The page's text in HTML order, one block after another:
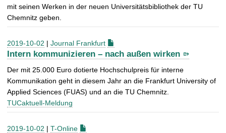
mit seinen Werken in der neuen Universitätsbibliothek der TU
Chemnitz geben.
2019-10-02 | Journal Frankfurt
Intern kommunizieren – nach außen wirken
Der mit 25.000 Euro dotierte Hochschulpreis für interne
Kommunikation geht in diesem Jahr an die Frankfurt University of
Applied Sciences (FUAS) und an die TU Chemnitz.
TUCaktuell-Meldung
2019-10-02 | T-Online